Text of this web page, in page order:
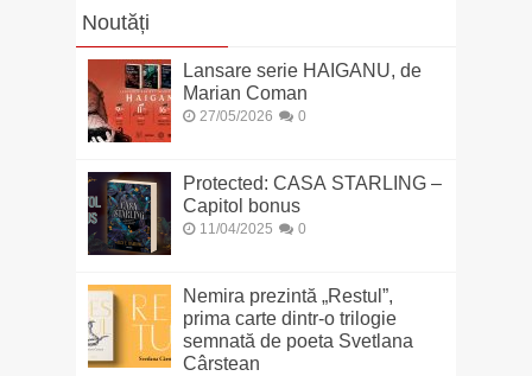
Noutăți
Lansare serie HAIGANU, de
Marian Coman
27/05/2026 0
Protected: CASA STARLING –
Capitol bonus
11/04/2025 0
Nemira prezintă „Restul”,
prima carte dintr-o trilogie
semnată de poeta Svetlana
Cârstean